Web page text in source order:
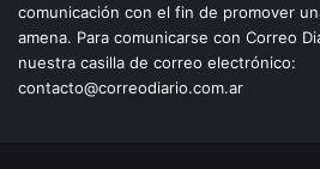
comunicación con el fin de promover
amena. Para comunicarse con Correo
nuestra casilla de correo electrónico:
contacto@correodiario.com.ar